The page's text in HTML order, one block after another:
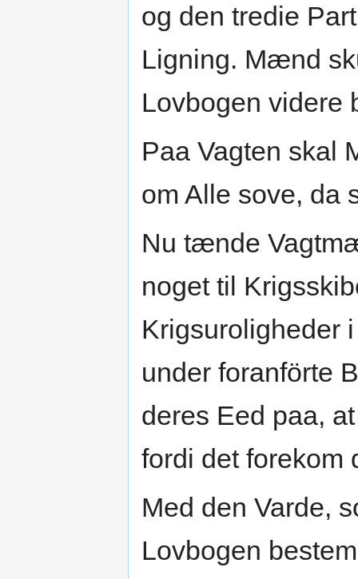
og den tredie
Ligning. Mænd
Lovbogen videre
Paa Vagten skal
om Alle sove, da
Nu tænde
noget til
Krigsuroligheder
under foranförte
deres Eed paa,
fordi det
Med den Varde,
Lovbogen